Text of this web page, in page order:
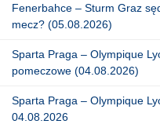
Fenerbahce – Sturm Graz
mecz? (05.08.2026)
Sparta Praga – Olympique
pomeczowe (04.08.2026)
Sparta Praga – Olympique
04.08.2026